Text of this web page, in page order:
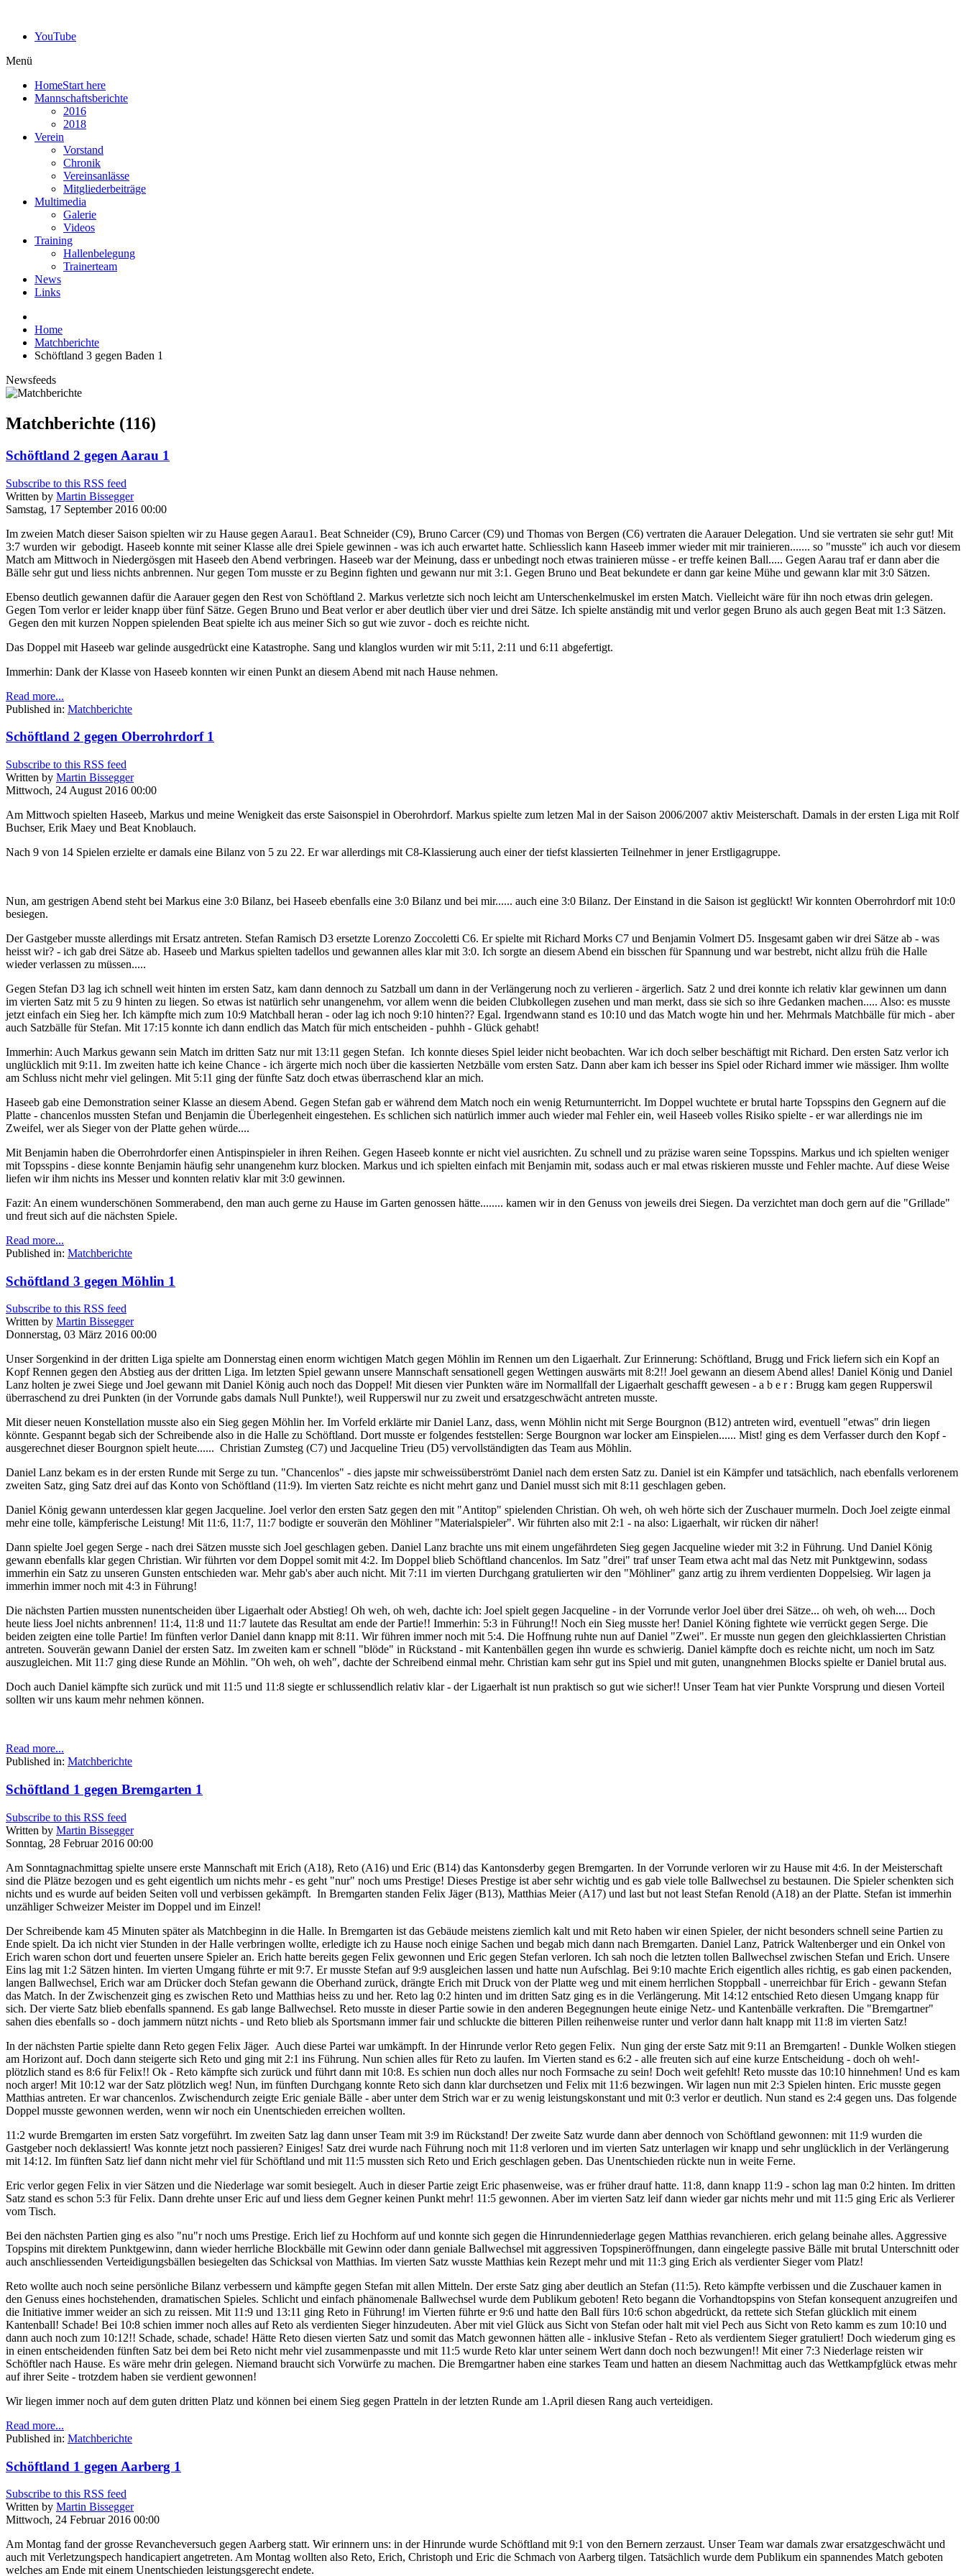
YouTube
Menü
HomeStart here
Mannschaftsberichte
2016
2018
Verein
Vorstand
Chronik
Vereinsanlässe
Mitgliederbeiträge
Multimedia
Galerie
Videos
Training
Hallenbelegung
Trainerteam
News
Links
Home
Matchberichte
Schöftland 3 gegen Baden 1
Newsfeeds
Matchberichte (116)
Schöftland 2 gegen Aarau 1
Subscribe to this RSS feed
Written by Martin Bissegger
Samstag, 17 September 2016 00:00
Im zweien Match dieser Saison spielten wir zu Hause gegen Aarau1. Beat Schneider (C9), Bruno Carcer (C9) und Thomas von Bergen (C6) vertraten die Aarauer Delegation. Und sie vertraten sie sehr gut! Mit
3:7 wurden wir gebodigt. Haseeb konnte mit seiner Klasse alle drei Spiele gewinnen - was ich auch erwartet hatte. Schliesslich kann Haseeb immer wieder mit mir trainieren....... so "musste" ich auch vor diesem
Match am Mittwoch in Niedergösgen mit Haseeb den Abend verbringen. Haseeb war der Meinung, dass er unbedingt noch etwas trainieren müsse - er treffe keinen Ball..... Gegen Aarau traf er dann aber die
Bälle sehr gut und liess nichts anbrennen. Nur gegen Tom musste er zu Beginn fighten und gewann nur mit 3:1. Gegen Bruno und Beat bekundete er dann gar keine Mühe und gewann klar mit 3:0 Sätzen.
Ebenso deutlich gewannen dafür die Aarauer gegen den Rest von Schöftland 2. Markus verletzte sich noch leicht am Unterschenkelmuskel im ersten Match. Vielleicht wäre für ihn noch etwas drin gelegen.
Gegen Tom verlor er leider knapp über fünf Sätze. Gegen Bruno und Beat verlor er aber deutlich über vier und drei Sätze. Ich spielte anständig mit und verlor gegen Bruno als auch gegen Beat mit 1:3 Sätzen.
Gegen den mit kurzen Noppen spielenden Beat spielte ich aus meiner Sich so gut wie zuvor - doch es reichte nicht.
Das Doppel mit Haseeb war gelinde ausgedrückt eine Katastrophe. Sang und klanglos wurden wir mit 5:11, 2:11 und 6:11 abgefertigt.
Immerhin: Dank der Klasse von Haseeb konnten wir einen Punkt an diesem Abend mit nach Hause nehmen.
Read more...
Published in: Matchberichte
Schöftland 2 gegen Oberrohrdorf 1
Subscribe to this RSS feed
Written by Martin Bissegger
Mittwoch, 24 August 2016 00:00
Am Mittwoch spielten Haseeb, Markus und meine Wenigkeit das erste Saisonspiel in Oberohrdorf. Markus spielte zum letzen Mal in der Saison 2006/2007 aktiv Meisterschaft. Damals in der ersten Liga mit Rolf
Buchser, Erik Maey und Beat Knoblauch.
Nach 9 von 14 Spielen erzielte er damals eine Bilanz von 5 zu 22. Er war allerdings mit C8-Klassierung auch einer der tiefst klassierten Teilnehmer in jener Erstligagruppe.
Nun, am gestrigen Abend steht bei Markus eine 3:0 Bilanz, bei Haseeb ebenfalls eine 3:0 Bilanz und bei mir...... auch eine 3:0 Bilanz. Der Einstand in die Saison ist geglückt! Wir konnten Oberrohrdorf mit 10:0
besiegen.
Der Gastgeber musste allerdings mit Ersatz antreten. Stefan Ramisch D3 ersetzte Lorenzo Zoccoletti C6. Er spielte mit Richard Morks C7 und Benjamin Volmert D5. Insgesamt gaben wir drei Sätze ab - was
heisst wir? - ich gab drei Sätze ab. Haseeb und Markus spielten tadellos und gewannen alles klar mit 3:0. Ich sorgte an diesem Abend ein bisschen für Spannung und war bestrebt, nicht allzu früh die Halle
wieder verlassen zu müssen.....
Gegen Stefan D3 lag ich schnell weit hinten im ersten Satz, kam dann dennoch zu Satzball um dann in der Verlängerung noch zu verlieren - ärgerlich. Satz 2 und drei konnte ich relativ klar gewinnen um dann
im vierten Satz mit 5 zu 9 hinten zu liegen. So etwas ist natürlich sehr unangenehm, vor allem wenn die beiden Clubkollegen zusehen und man merkt, dass sie sich so ihre Gedanken machen..... Also: es musste
jetzt einfach ein Sieg her. Ich kämpfte mich zum 10:9 Matchball heran - oder lag ich noch 9:10 hinten?? Egal. Irgendwann stand es 10:10 und das Match wogte hin und her. Mehrmals Matchbälle für mich - aber
auch Satzbälle für Stefan. Mit 17:15 konnte ich dann endlich das Match für mich entscheiden - puhhh - Glück gehabt!
Immerhin: Auch Markus gewann sein Match im dritten Satz nur mit 13:11 gegen Stefan. Ich konnte dieses Spiel leider nicht beobachten. War ich doch selber beschäftigt mit Richard. Den ersten Satz verlor ich
unglücklich mit 9:11. Im zweiten hatte ich keine Chance - ich ärgerte mich noch über die kassierten Netzbälle vom ersten Satz. Dann aber kam ich besser ins Spiel oder Richard immer wie mässiger. Ihm wollte
am Schluss nicht mehr viel gelingen. Mit 5:11 ging der fünfte Satz doch etwas überraschend klar an mich.
Haseeb gab eine Demonstration seiner Klasse an diesem Abend. Gegen Stefan gab er während dem Match noch ein wenig Returnunterricht. Im Doppel wuchtete er brutal harte Topsspins den Gegnern auf die
Platte - chancenlos mussten Stefan und Benjamin die Überlegenheit eingestehen. Es schlichen sich natürlich immer auch wieder mal Fehler ein, weil Haseeb volles Risiko spielte - er war allerdings nie im
Zweifel, wer als Sieger von der Platte gehen würde....
Mit Benjamin haben die Oberrohrdorfer einen Antispinspieler in ihren Reihen. Gegen Haseeb konnte er nicht viel ausrichten. Zu schnell und zu präzise waren seine Topsspins. Markus und ich spielten weniger
mit Topsspins - diese konnte Benjamin häufig sehr unangenehm kurz blocken. Markus und ich spielten einfach mit Benjamin mit, sodass auch er mal etwas riskieren musste und Fehler machte. Auf diese Weise
liefen wir ihm nichts ins Messer und konnten relativ klar mit 3:0 gewinnen.
Fazit: An einem wunderschönen Sommerabend, den man auch gerne zu Hause im Garten genossen hätte........ kamen wir in den Genuss von jeweils drei Siegen. Da verzichtet man doch gern auf die "Grillade"
und freut sich auf die nächsten Spiele.
Read more...
Published in: Matchberichte
Schöftland 3 gegen Möhlin 1
Subscribe to this RSS feed
Written by Martin Bissegger
Donnerstag, 03 März 2016 00:00
Unser Sorgenkind in der dritten Liga spielte am Donnerstag einen enorm wichtigen Match gegen Möhlin im Rennen um den Ligaerhalt. Zur Erinnerung: Schöftland, Brugg und Frick liefern sich ein Kopf an
Kopf Rennen gegen den Abstieg aus der dritten Liga. Im letzten Spiel gewann unsere Mannschaft sensationell gegen Wettingen auswärts mit 8:2!! Joel gewann an diesem Abend alles! Daniel König und Daniel
Lanz holten je zwei Siege und Joel gewann mit Daniel König auch noch das Doppel! Mit diesen vier Punkten wäre im Normallfall der Ligaerhalt geschafft gewesen - a b e r : Brugg kam gegen Rupperswil
überraschend zu drei Punkten (in der Vorrunde gabs damals Null Punkte!), weil Rupperswil nur zu zweit und ersatzgeschwächt antreten musste.
Mit dieser neuen Konstellation musste also ein Sieg gegen Möhlin her. Im Vorfeld erklärte mir Daniel Lanz, dass, wenn Möhlin nicht mit Serge Bourgnon (B12) antreten wird, eventuell "etwas" drin liegen
könnte. Gespannt begab sich der Schreibende also in die Halle zu Schöftland. Dort musste er folgendes feststellen: Serge Bourgnon war locker am Einspielen...... Mist! ging es dem Verfasser durch den Kopf -
ausgerechnet dieser Bourgnon spielt heute...... Christian Zumsteg (C7) und Jacqueline Trieu (D5) vervollständigten das Team aus Möhlin.
Daniel Lanz bekam es in der ersten Runde mit Serge zu tun. "Chancenlos" - dies japste mir schweissüberströmt Daniel nach dem ersten Satz zu. Daniel ist ein Kämpfer und tatsächlich, nach ebenfalls verlorenem
zweiten Satz, ging Satz drei auf das Konto von Schöftland (11:9). Im vierten Satz reichte es nicht mehrt ganz und Daniel musst sich mit 8:11 geschlagen geben.
Daniel König gewann unterdessen klar gegen Jacqueline. Joel verlor den ersten Satz gegen den mit "Antitop" spielenden Christian. Oh weh, oh weh hörte sich der Zuschauer murmeln. Doch Joel zeigte einmal
mehr eine tolle, kämpferische Leistung! Mit 11:6, 11:7, 11:7 bodigte er souverän den Möhliner "Materialspieler". Wir führten also mit 2:1 - na also: Ligaerhalt, wir rücken dir näher!
Dann spielte Joel gegen Serge - nach drei Sätzen musste sich Joel geschlagen geben. Daniel Lanz brachte uns mit einem ungefährdeten Sieg gegen Jacqueline wieder mit 3:2 in Führung. Und Daniel König
gewann ebenfalls klar gegen Christian. Wir führten vor dem Doppel somit mit 4:2. Im Doppel blieb Schöftland chancenlos. Im Satz "drei" traf unser Team etwa acht mal das Netz mit Punktgewinn, sodass
immerhin ein Satz zu unseren Gunsten entschieden war. Mehr gab's aber auch nicht. Mit 7:11 im vierten Durchgang gratulierten wir den "Möhliner" ganz artig zu ihrem verdienten Doppelsieg. Wir lagen ja
immerhin immer noch mit 4:3 in Führung!
Die nächsten Partien mussten nunentscheiden über Ligaerhalt oder Abstieg! Oh weh, oh weh, dachte ich: Joel spielt gegen Jacqueline - in der Vorrunde verlor Joel über drei Sätze... oh weh, oh weh.... Doch
heute liess Joel nichts anbrennen! 11:4, 11:8 und 11:7 lautete das Resultat am ende der Partie!! Immerhin: 5:3 in Führung!! Noch ein Sieg musste her! Daniel Köning fightete wie verrückt gegen Serge. Die
beiden zeigten eine tolle Partie! Im fünften verlor Daniel dann knapp mit 8:11. Wir führen immer noch mit 5:4. Die Hoffnung ruhte nun auf Daniel "Zwei". Er musste nun gegen den gleichklassierten Christian
antreten. Souverän gewann Daniel der ersten Satz. Im zweiten kam er schnell "blöde" in Rückstand - mit Kantenbällen gegen ihn wurde es schwierig. Daniel kämpfte doch es reichte nicht, um noch im Satz
auszugleichen. Mit 11:7 ging diese Runde an Möhlin. "Oh weh, oh weh", dachte der Schreibend einmal mehr. Christian kam sehr gut ins Spiel und mit guten, unangnehmen Blocks spielte er Daniel brutal aus.
Doch auch Daniel kämpfte sich zurück und mit 11:5 und 11:8 siegte er schlussendlich relativ klar - der Ligaerhalt ist nun praktisch so gut wie sicher!! Unser Team hat vier Punkte Vorsprung und diesen Vorteil
sollten wir uns kaum mehr nehmen können.
Read more...
Published in: Matchberichte
Schöftland 1 gegen Bremgarten 1
Subscribe to this RSS feed
Written by Martin Bissegger
Sonntag, 28 Februar 2016 00:00
Am Sonntagnachmittag spielte unsere erste Mannschaft mit Erich (A18), Reto (A16) und Eric (B14) das Kantonsderby gegen Bremgarten. In der Vorrunde verloren wir zu Hause mit 4:6. In der Meisterschaft
sind die Plätze bezogen und es geht eigentlich um nichts mehr - es geht "nur" noch ums Prestige! Dieses Prestige ist aber sehr wichtig und es gab viele tolle Ballwechsel zu bestaunen. Die Spieler schenkten sich
nichts und es wurde auf beiden Seiten voll und verbissen gekämpft. In Bremgarten standen Felix Jäger (B13), Matthias Meier (A17) und last but not least Stefan Renold (A18) an der Platte. Stefan ist immerhin
unzähliger Schweizer Meister im Doppel und im Einzel!
Der Schreibende kam 45 Minuten später als Matchbeginn in die Halle. In Bremgarten ist das Gebäude meistens ziemlich kalt und mit Reto haben wir einen Spieler, der nicht besonders schnell seine Partien zu
Ende spielt. Da ich nicht vier Stunden in der Halle verbringen wollte, erledigte ich zu Hause noch einige Sachen und begab mich dann nach Bremgarten. Daniel Lanz, Patrick Waltenberger und ein Onkel von
Erich waren schon dort und feuerten unsere Spieler an. Erich hatte bereits gegen Felix gewonnen und Eric gegen Stefan verloren. Ich sah noch die letzten tollen Ballwechsel zwischen Stefan und Erich. Unsere
Eins lag mit 1:2 Sätzen hinten. Im vierten Umgang führte er mit 9:7. Er musste Stefan auf 9:9 ausgleichen lassen und hatte nun Aufschlag. Bei 9:10 machte Erich eigentlich alles richtig, es gab einen packenden,
langen Ballwechsel, Erich war am Drücker doch Stefan gewann die Oberhand zurück, drängte Erich mit Druck von der Platte weg und mit einem herrlichen Stoppball - unerreichbar für Erich - gewann Stefan
das Match. In der Zwischenzeit ging es zwischen Reto und Matthias heiss zu und her. Reto lag 0:2 hinten und im dritten Satz ging es in die Verlängerung. Mit 14:12 entschied Reto diesen Umgang knapp für
sich. Der vierte Satz blieb ebenfalls spannend. Es gab lange Ballwechsel. Reto musste in dieser Partie sowie in den anderen Begegnungen heute einige Netz- und Kantenbälle verkraften. Die "Bremgartner"
sahen dies ebenfalls so - doch jammern nützt nichts - und Reto blieb als Sportsmann immer fair und schluckte die bitteren Pillen reihenweise runter und verlor dann halt knapp mit 11:8 im vierten Satz!
In der nächsten Partie spielte dann Reto gegen Felix Jäger. Auch diese Partei war umkämpft. In der Hinrunde verlor Reto gegen Felix. Nun ging der erste Satz mit 9:11 an Bremgarten! - Dunkle Wolken stiegen
am Horizont auf. Doch dann steigerte sich Reto und ging mit 2:1 ins Führung. Nun schien alles für Reto zu laufen. Im Vierten stand es 6:2 - alle freuten sich auf eine kurze Entscheidung - doch oh weh!-
plötzlich stand es 8:6 für Felix!! Ok - Reto kämpfte sich zurück und führt dann mit 10:8. Es schien nun doch alles nur noch Formsache zu sein! Doch weit gefehlt! Reto musste das 10:10 hinnehmen! Und es kam
noch arger! Mit 10:12 war der Satz plötzlich weg! Nun, im fünften Durchgang konnte Reto sich dann klar durchsetzen und Felix mit 11:6 bezwingen. Wir lagen nun mit 2:3 Spielen hinten. Eric musste gegen
Matthias antreten. Er war chancenlos. Zwischendurch zeigte Eric geniale Bälle - aber unter dem Strich war er zu wenig leistungskonstant und mit 0:3 verlor er deutlich. Nun stand es 2:4 gegen uns. Das folgende
Doppel musste gewonnen werden, wenn wir noch ein Unentschieden erreichen wollten.
11:2 wurde Bremgarten im ersten Satz vorgeführt. Im zweiten Satz lag dann unser Team mit 3:9 im Rückstand! Der zweite Satz wurde dann aber dennoch von Schöftland gewonnen: mit 11:9 wurden die
Gastgeber noch deklassiert! Was konnte jetzt noch passieren? Einiges! Satz drei wurde nach Führung noch mit 11:8 verloren und im vierten Satz unterlagen wir knapp und sehr unglücklich in der Verlängerung
mit 14:12. Im fünften Satz lief dann nicht mehr viel für Schöftland und mit 11:5 mussten sich Reto und Erich geschlagen geben. Das Unentschieden rückte nun in weite Ferne.
Eric verlor gegen Felix in vier Sätzen und die Niederlage war somit besiegelt. Auch in dieser Partie zeigt Eric phasenweise, was er früher drauf hatte. 11:8, dann knapp 11:9 - schon lag man 0:2 hinten. Im dritten
Satz stand es schon 5:3 für Felix. Dann drehte unser Eric auf und liess dem Gegner keinen Punkt mehr! 11:5 gewonnen. Aber im vierten Satz leif dann wieder gar nichts mehr und mit 11:5 ging Eric als Verlierer
vom Tisch.
Bei den nächsten Partien ging es also "nu"r noch ums Prestige. Erich lief zu Hochform auf und konnte sich gegen die Hinrundenniederlage gegen Matthias revanchieren. erich gelang beinahe alles. Aggressive
Topspins mit direktem Punktgewinn, dann wieder herrliche Blockbälle mit Gewinn oder dann geniale Ballwechsel mit aggressiven Topspineröffnungen, dann eingelegte passive Bälle mit brutal Unterschnitt oder
auch anschliessenden Verteidigungsbällen besiegelten das Schicksal von Matthias. Im vierten Satz wusste Matthias kein Rezept mehr und mit 11:3 ging Erich als verdienter Sieger vom Platz!
Reto wollte auch noch seine persönliche Bilanz verbessern und kämpfte gegen Stefan mit allen Mitteln. Der erste Satz ging aber deutlich an Stefan (11:5). Reto kämpfte verbissen und die Zuschauer kamen in
den Genuss eines hochstehenden, dramatischen Spieles. Schlicht und einfach phänomenale Ballwechsel wurde dem Publikum geboten! Reto begann die Vorhandtopspins von Stefan konsequent anzugreifen und
die Initiative immer weider an sich zu reissen. Mit 11:9 und 13:11 ging Reto in Führung! im Vierten führte er 9:6 und hatte den Ball fürs 10:6 schon abgedrückt, da rettete sich Stefan glücklich mit einem
Kantenball! Schade! Bei 10:8 schien immer noch alles auf Reto als verdienten Sieger hinzudeuten. Aber mit viel Glück aus Sicht von Stefan oder halt mit viel Pech aus Sicht von Reto kamm es zum 10:10 und
dann auch noch zum 10:12!! Schade, schade, schade! Hätte Reto diesen vierten Satz und somit das Match gewonnen hätten alle - inklusive Stefan - Reto als verdientem Sieger gratuliert! Doch wiederum ging es
in einen entscheidenden fünften Satz bei dem bei Reto nicht mehr viel zusammenpasste und mit 11:5 wurde Reto klar unter seinem Wert dann doch noch bezwungen!! Mit einer 7:3 Niederlage reisten wir
Schöftler nach Hause. Es wäre mehr drin gelegen. Niemand braucht sich Vorwürfe zu machen. Die Bremgartner haben eine starkes Team und hatten an diesem Nachmittag auch das Wettkampfglück etwas mehr
auf ihrer Seite - trotzdem haben sie verdient gewonnen!
Wir liegen immer noch auf dem guten dritten Platz und können bei einem Sieg gegen Pratteln in der letzten Runde am 1.April diesen Rang auch verteidigen.
Read more...
Published in: Matchberichte
Schöftland 1 gegen Aarberg 1
Subscribe to this RSS feed
Written by Martin Bissegger
Mittwoch, 24 Februar 2016 00:00
Am Montag fand der grosse Revancheversuch gegen Aarberg statt. Wir erinnern uns: in der Hinrunde wurde Schöftland mit 9:1 von den Bernern zerzaust. Unser Team war damals zwar ersatzgeschwächt und
auch mit Verletzungspech handicapiert angetreten. Am Montag wollten also Reto, Erich, Christoph und Eric die Schmach von Aarberg tilgen. Tatsächlich wurde dem Publikum ein spannendes Match geboten
welches am Ende mit einem Unentschieden leistungsgerecht endete.